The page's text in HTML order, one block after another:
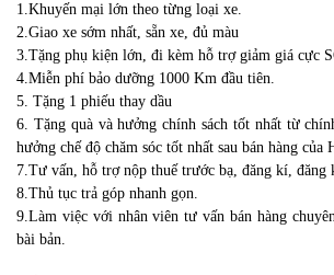
1.Khuyến mại lớn theo từng loại xe.
2.Giao xe sớm nhất, sẵn xe, đủ màu
3.Tặng phụ kiện lớn, đi kèm hỗ trợ giảm giá cực
4.Miễn phí bảo dưỡng 1000 Km đầu tiên.
5. Tặng 1 phiếu thay dầu
6. Tặng quà và hưởng chính sách tốt nhất từ
hưởng chế độ chăm sóc tốt nhất sau bán hàng của
7.Tư vấn, hỗ trợ nộp thuế trước bạ, đăng kí, đăng
8.Thủ tục trả góp nhanh gọn.
9.Làm việc với nhân viên tư vấn bán hàng
bài bản.